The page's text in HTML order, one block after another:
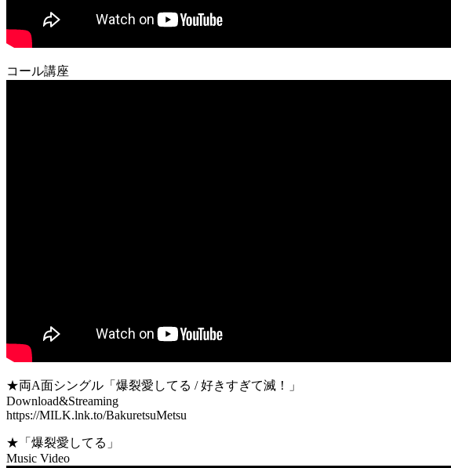
コール講座
★両A面シングル「爆裂愛してる / 好きすぎて滅！」
Download&Streaming
https://MILK.lnk.to/BakuretsuMetsu
★「爆裂愛してる」
Music Video